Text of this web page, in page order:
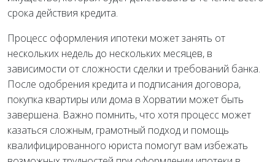
срока действия кредита.
Процесс оформления ипотеки может занять от
нескольких недель до нескольких месяцев, в
зависимости от сложности сделки и требований банка.
После одобрения кредита и подписания договора,
покупка квартиры или дома в Хорватии может быть
завершена. Важно помнить, что хотя процесс может
казаться сложным, грамотный подход и помощь
квалифицированного юриста помогут вам избежать